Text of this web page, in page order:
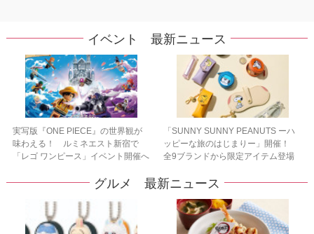
イベント 最新ニュース
実写版『ONE PIECE』の世界観が
味わえる！ ルミネエスト新宿で
「レゴ ワンピース」イベント開催へ
「SUNNY SUNNY PEANUTS ーハ
ッピーな旅のはじまりー」開催！
全9ブランドから限定アイテム登場
グルメ 最新ニュース